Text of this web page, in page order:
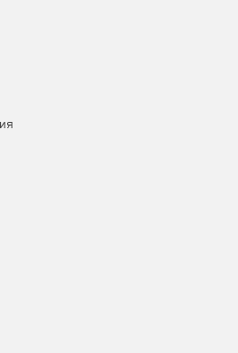
группах, пользователях и
Office 365.
аудита
соблюдать требования
с архивированием данных
любой период времени для
и отчетов.